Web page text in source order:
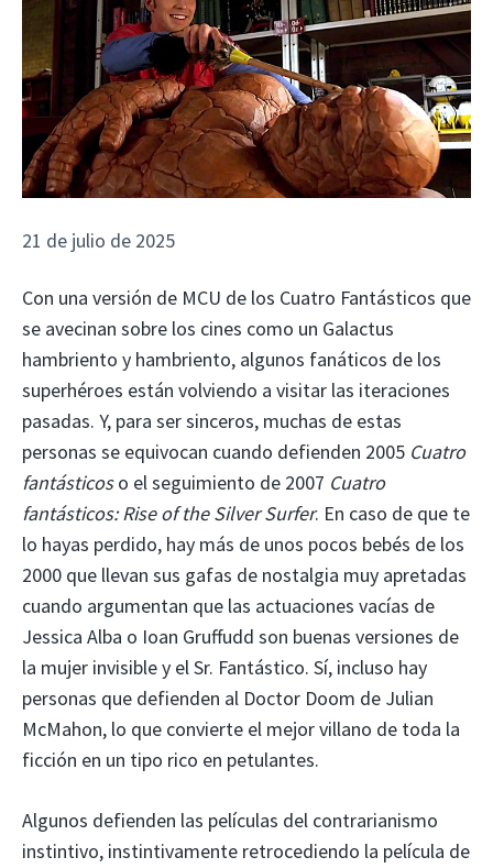
21 de julio de 2025
Con una versión de MCU de los Cuatro Fantásticos que
se avecinan sobre los cines como un Galactus
hambriento y hambriento, algunos fanáticos de los
superhéroes están volviendo a visitar las iteraciones
pasadas. Y, para ser sinceros, muchas de estas
personas se equivocan cuando defienden 2005 Cuatro
fantásticoso el seguimiento de 2007 Cuatro
fantásticos: Rise of the Silver Surfer. En caso de que te
lo hayas perdido, hay más de unos pocos bebés de los
2000 que llevan sus gafas de nostalgia muy apretadas
cuando argumentan que las actuaciones vacías de
Jessica Alba o Ioan Gruffudd son buenas versiones de
la mujer invisible y el Sr. Fantástico. Sí, incluso hay
personas que defienden al Doctor Doom de Julian
McMahon, lo que convierte el mejor villano de toda la
ficción en un tipo rico en petulantes.
Algunos defienden las películas del contrarianismo
instintivo, instintivamente retrocediendo la película de